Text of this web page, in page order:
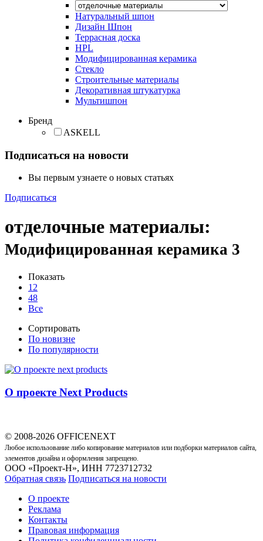
Натуральный шпон
Дизайн Шпон
Террасная доска
HPL
Модифицированная керамика
Стекло
Строительные материалы
Декоративная штукатурка
Мультишпон
Бренд
ASKELL
Подписаться на новости
Вы первым узнаете о новых статьях
Подписаться
отделочные материалы:
Модифицированная керамика 3
Показать
12
48
Все
Сортировать
По новизне
По популярности
О проекте Next Products
© 2008-2026 OFFICENEXT
Любое использование либо копирование материалов или подборки материалов сайта,
элементов дизайна и оформления запрещено.
ООО «Проект-Н», ИНН 7723712732
Обратная связь Подписаться на новости
О проекте
Реклама
Контакты
Правовая информация